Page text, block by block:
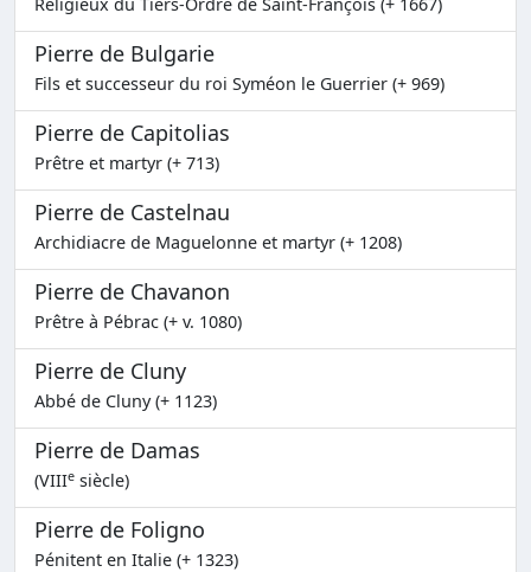
Pierre de Bulgarie
Fils et successeur du roi Syméon le Guerrier (+ 969)
Pierre de Capitolias
Prêtre et martyr (+ 713)
Pierre de Castelnau
Archidiacre de Maguelonne et martyr (+ 1208)
Pierre de Chavanon
Prêtre à Pébrac (+ v. 1080)
Pierre de Cluny
Abbé de Cluny (+ 1123)
Pierre de Damas
(VIIIe siècle)
Pierre de Foligno
Pénitent en Italie (+ 1323)